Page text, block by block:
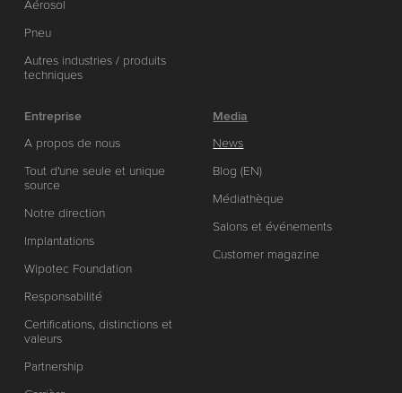
Aérosol
Pneu
Autres industries / produits
techniques
Entreprise
A propos de nous
Tout d'une seule et unique
source
Notre direction
Implantations
Wipotec Foundation
Responsabilité
Certifications, distinctions et
valeurs
Partnership
Media
News
Blog (EN)
Médiathèque
Salons et événements
Customer magazine